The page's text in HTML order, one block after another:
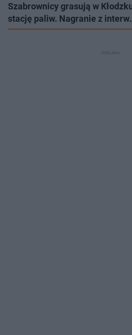
Szabrownicy grasują w
stację paliw. Nagranie z